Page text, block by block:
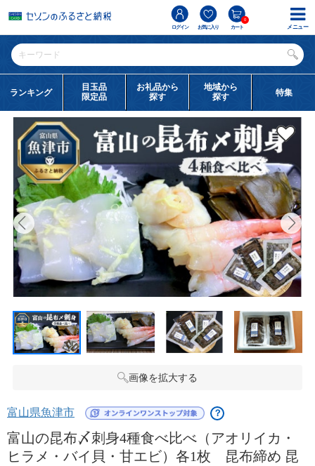
ログイン お気に入り カート
0
ランキング
目玉品
限定品
お礼品から
探す
地域から
探す
特集
画像を拡大する
富山県魚津市 ？
富山の昆布〆刺身4種食べ比べ（アオリイカ・
ヒラメ・バイ貝・甘エビ）各1枚 昆布締め 昆
メニュー